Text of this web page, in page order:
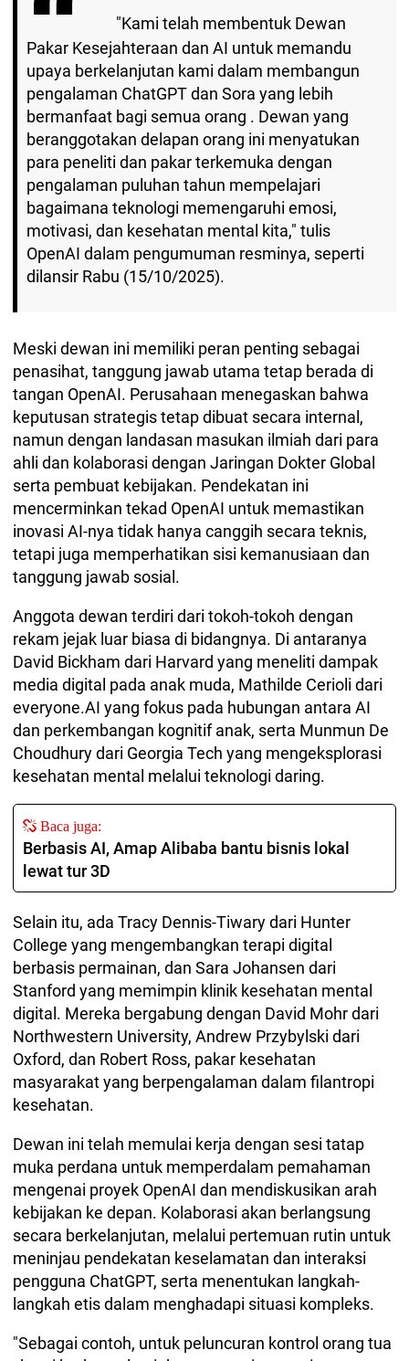
"Kami telah membentuk Dewan
Pakar Kesejahteraan dan AI untuk memandu
upaya berkelanjutan kami dalam membangun
pengalaman ChatGPT dan Sora yang lebih
bermanfaat bagi semua orang . Dewan yang
beranggotakan delapan orang ini menyatukan
para peneliti dan pakar terkemuka dengan
pengalaman puluhan tahun mempelajari
bagaimana teknologi memengaruhi emosi,
motivasi, dan kesehatan mental kita," tulis
OpenAI dalam pengumuman resminya, seperti
dilansir Rabu (15/10/2025).
Meski dewan ini memiliki peran penting sebagai
penasihat, tanggung jawab utama tetap berada di
tangan OpenAI. Perusahaan menegaskan bahwa
keputusan strategis tetap dibuat secara internal,
namun dengan landasan masukan ilmiah dari para
ahli dan kolaborasi dengan Jaringan Dokter Global
serta pembuat kebijakan. Pendekatan ini
mencerminkan tekad OpenAI untuk memastikan
inovasi AI-nya tidak hanya canggih secara teknis,
tetapi juga memperhatikan sisi kemanusiaan dan
tanggung jawab sosial.
Anggota dewan terdiri dari tokoh-tokoh dengan
rekam jejak luar biasa di bidangnya. Di antaranya
David Bickham dari Harvard yang meneliti dampak
media digital pada anak muda, Mathilde Cerioli dari
everyone.AI yang fokus pada hubungan antara AI
dan perkembangan kognitif anak, serta Munmun De
Choudhury dari Georgia Tech yang mengeksplorasi
kesehatan mental melalui teknologi daring.
Baca juga:
Berbasis AI, Amap Alibaba bantu bisnis lokal
lewat tur 3D
Selain itu, ada Tracy Dennis-Tiwary dari Hunter
College yang mengembangkan terapi digital
berbasis permainan, dan Sara Johansen dari
Stanford yang memimpin klinik kesehatan mental
digital. Mereka bergabung dengan David Mohr dari
Northwestern University, Andrew Przybylski dari
Oxford, dan Robert Ross, pakar kesehatan
masyarakat yang berpengalaman dalam filantropi
kesehatan.
Dewan ini telah memulai kerja dengan sesi tatap
muka perdana untuk memperdalam pemahaman
mengenai proyek OpenAI dan mendiskusikan arah
kebijakan ke depan. Kolaborasi akan berlangsung
secara berkelanjutan, melalui pertemuan rutin untuk
meninjau pendekatan keselamatan dan interaksi
pengguna ChatGPT, serta menentukan langkah-
langkah etis dalam menghadapi situasi kompleks.
"Sebagai contoh, untuk peluncuran kontrol orang tua